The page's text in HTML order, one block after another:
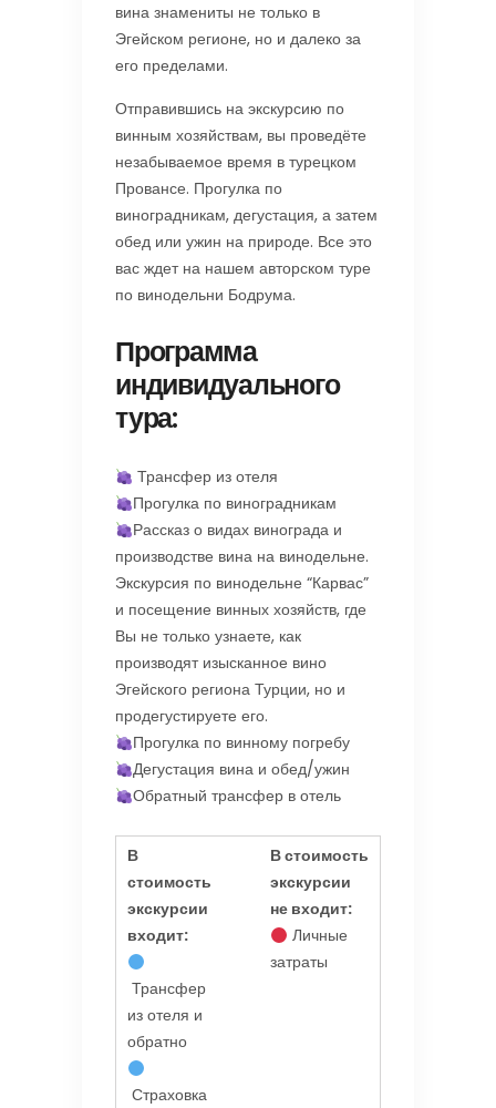
вина знамениты не только в
Эгейском регионе, но и далеко за
его пределами.
Отправившись на экскурсию по
винным хозяйствам, вы проведёте
незабываемое время в турецком
Провансе. Прогулка по
виноградникам, дегустация, а затем
обед или ужин на природе. Все это
вас ждет на нашем авторском туре
по винодельни Бодрума.
Программа
индивидуального
тура:
Трансфер из отеля
Прогулка по виноградникам
Рассказ о видах винограда и
производстве вина на винодельне.
Экскурсия по винодельне “Карвас”
и посещение винных хозяйств, где
Вы не только узнаете, как
производят изысканное вино
Эгейского региона Турции, но и
продегустируете его.
Прогулка по винному погребу
Дегустация вина и обед/ужин
Обратный трансфер в отель
В
стоимость
экскурсии
входит:
Трансфер
из отеля и
обратно
Страховка
В стоимость
экскурсии
не входит:
Личные
затраты